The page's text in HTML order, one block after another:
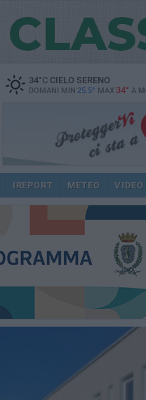
34°CCIELO SERENO
DOMANI MIN 25.5° MAX 34° A
IREPORT METEO VIDEO